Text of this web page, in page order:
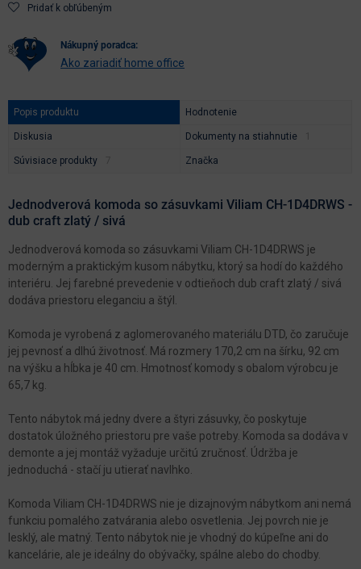
Pridať k obľúbeným
nákupný poradca:
Ako zariadiť home office
Popis produktu Hodnotenie
Diskusia Dokumenty na stiahnutie
Súvisiace produkty Značka
Jednodverová komoda so zásuvkami Viliam CH-1D4DRWS -
dub craft zlatý / sivá
Jednodverová komoda so zásuvkami Viliam CH-1D4DRWS je
moderným a praktickým kusom nábytku, ktorý sa hodí do každého
interiéru. Jej farebné prevedenie v odtieňoch dub craft zlatý / sivá
dodáva priestoru eleganciu a štýl.
Komoda je vyrobená z aglomerovaného materiálu DTD, čo zaručuje
jej pevnosť a dlhú životnosť. Má rozmery 170,2 cm na šírku, 92 cm
na výšku a hĺbka je 40 cm. Hmotnosť komody s obalom výrobcu je
65,7 kg.
Tento nábytok má jedny dvere a štyri zásuvky, čo poskytuje
dostatok úložného priestoru pre vaše potreby. Komoda sa dodáva v
demonte a jej montáž vyžaduje určitú zručnosť. Údržba je
jednoduchá - stačí ju utierať navlhko.
Komoda Viliam CH-1D4DRWS nie je dizajnovým nábytkom ani nemá
funkciu pomalého zatvárania alebo osvetlenia. Jej povrch nie je
lesklý, ale matný. Tento nábytok nie je vhodný do kúpeľne ani do
kancelárie, ale je ideálny do obývačky, spálne alebo do chodby.